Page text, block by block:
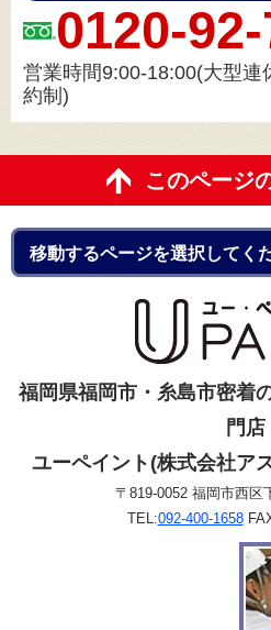
0120-
営業時間9:00-18:00(大型
約制)
このページ
福岡県福岡市・糸島市密着
門店
ユーペイント(株式会社ア
〒819-0052 福岡市西区
TEL:092-400-1658